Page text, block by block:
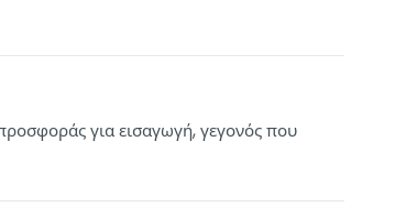
για εισαγωγή, γεγονός που